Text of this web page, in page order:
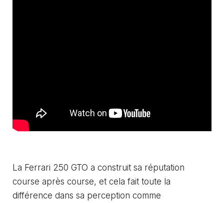
La Ferrari 250 GTO a construit sa réputation
course après course, et cela fait toute la
différence dans sa perception comme